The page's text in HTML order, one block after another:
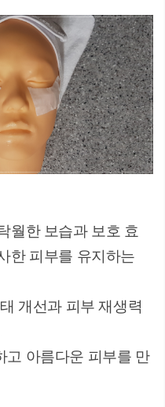
월한 보습과 보호 효
한 피부를 유지하는
개선과 피부 재생력
고 아름다운 피부를 만